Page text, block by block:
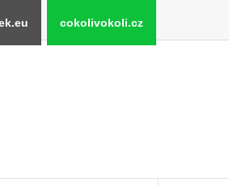
cokolivokoli.cz